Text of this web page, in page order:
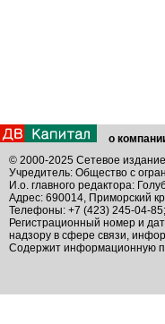
о
© 2000-2025 Сетевое
Учредитель: Общество с
И.о. главного редактора:
Адрес: 690014, Приморский
Телефоны: +7 (423) 245-04-
Регистрационный номер и
надзору в сфере связи,
Содержит информационную